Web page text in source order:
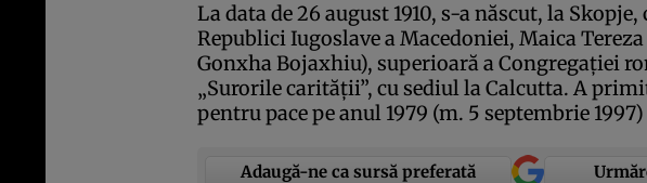
La data de 26 august 1910, s-a născut, la
Republici Iugoslave a Macedoniei, Maica
Gonxha Bojaxhiu), superioară a Congregaţiei
„Surorile carităţii”, cu sediul la Calcutta. A
pentru pace pe anul 1979 (m. 5 septembrie 1997)
Adaugă-ne ca sursă preferată